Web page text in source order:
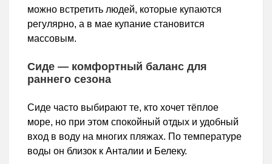
можно встретить людей, которые купаются
регулярно, а в мае купание становится
массовым.
Сиде — комфортный баланс для
раннего сезона
Сиде часто выбирают те, кто хочет тёплое
море, но при этом спокойный отдых и удобный
вход в воду на многих пляжах. По температуре
воды он близок к Анталии и Белеку.